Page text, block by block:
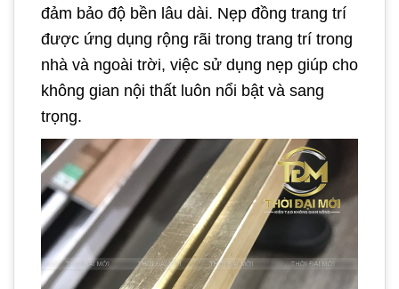
đảm bảo độ bền lâu dài. Nẹp đồng trang trí
được ứng dụng rộng rãi trong trang trí trong
nhà và ngoài trời, việc sử dụng nẹp giúp cho
không gian nội thất luôn nổi bật và sang
trọng.